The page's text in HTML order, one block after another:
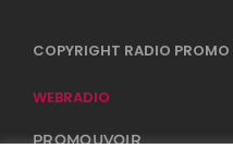
COPYRIGHT RADIO PROMO
WEBRADIO
PROMOUVOIR